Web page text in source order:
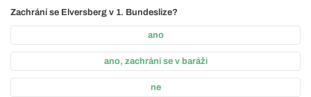
Zachrání se Elversberg v 1. Bundeslize?
ano
ano, zachrání se v baráži
ne